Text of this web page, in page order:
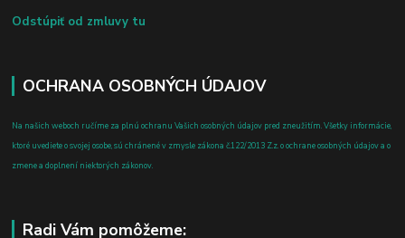
Odstúpiť od zmluvy tu
OCHRANA OSOBNÝCH ÚDAJOV
Na našich weboch ručíme za plnú ochranu Vašich osobných údajov pred zneužitím. Všetky informácie,
ktoré uvediete o svojej osobe, sú chránené v zmysle zákona č.122/2013 Z.z. o ochrane osobných údajov a o
zmene a doplnení niektorých zákonov.
Radi Vám pomôžeme: